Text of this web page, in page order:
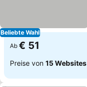
Beliebte Wahl
Ab € 51
Preise von 15 Websites